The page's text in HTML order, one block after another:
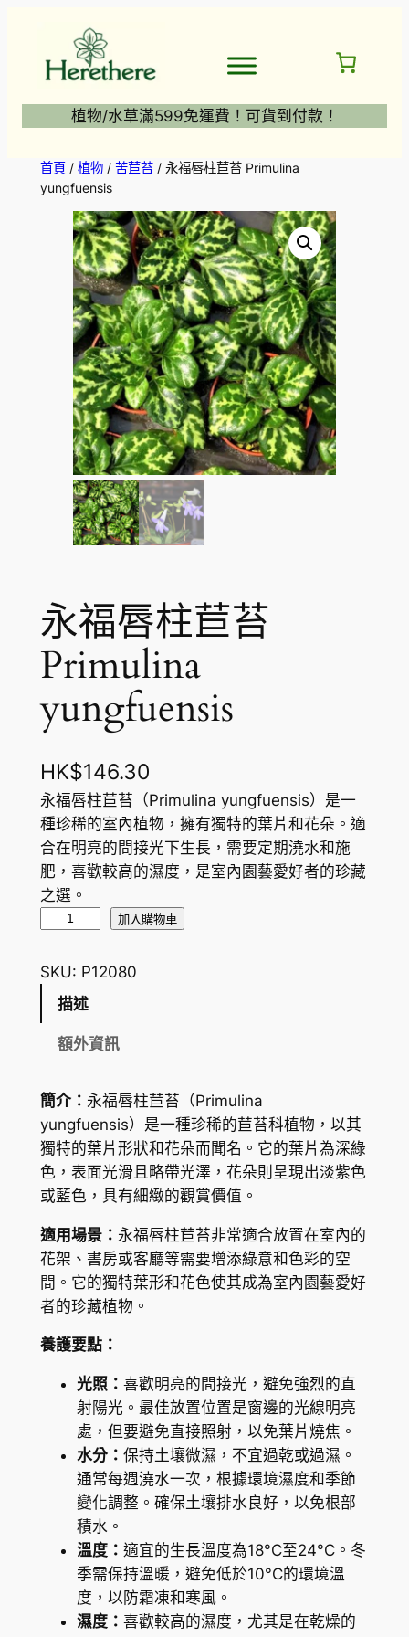
植物/水草滿599免運費！可貨到付款！
首頁/ 植物/ 苦苣苔/ 永福唇柱苣苔 Primulina
yungfuensis
永福唇柱苣苔
Primulina
yungfuensis
HK$146.30
永福唇柱苣苔（Primulina yungfuensis）是一
種珍稀的室內植物，擁有獨特的葉片和花朵。適
合在明亮的間接光下生長，需要定期澆水和施
肥，喜歡較高的濕度，是室內園藝愛好者的珍藏
之選。
唇
柱
i
m
u
l
i
n
a
y
u
g
加入購物車
SKU: P12080
描述
額外資訊
簡介： 永福唇柱苣苔（Primulina
yungfuensis）是一種珍稀的苣苔科植物，以其
獨特的葉片形狀和花朵而聞名。它的葉片為深綠
色，表面光滑且略帶光澤，花朵則呈現出淡紫色
或藍色，具有細緻的觀賞價值。
適用場景： 永福唇柱苣苔非常適合放置在室內的
花架、書房或客廳等需要增添綠意和色彩的空
間。它的獨特葉形和花色使其成為室內園藝愛好
者的珍藏植物。
養護要點：
光照： 喜歡明亮的間接光，避免強烈的直
射陽光。最佳放置位置是窗邊的光線明亮
處，但要避免直接照射，以免葉片燒焦。
水分： 保持土壤微濕，不宜過乾或過濕。
通常每週澆水一次，根據環境濕度和季節
變化調整。確保土壤排水良好，以免根部
積水。
溫度： 適宜的生長溫度為18°C至24°C。冬
季需保持溫暖，避免低於10°C的環境溫
度，以防霜凍和寒風。
濕度： 喜歡較高的濕度，尤其是在乾燥的